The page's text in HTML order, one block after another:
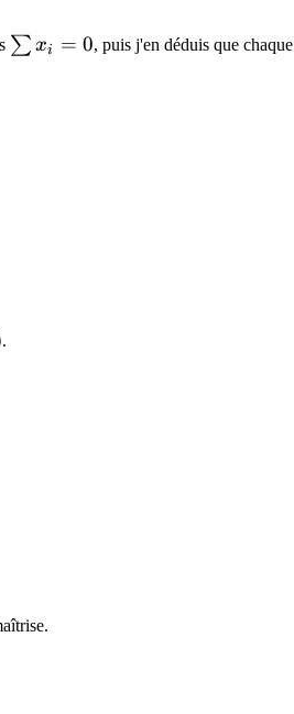
\sum
∑ xi = 0, puis j'en déduis que chaque
.